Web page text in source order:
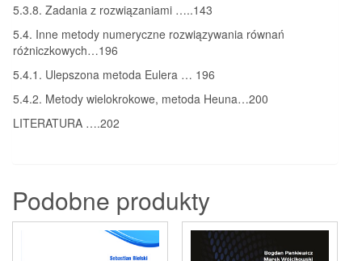
5.3.8. Zadania z rozwiązaniami …..143
5.4. Inne metody numeryczne rozwiązywania równań
różniczkowych…196
5.4.1. Ulepszona metoda Eulera … 196
5.4.2. Metody wielokrokowe, metoda Heuna…200
LITERATURA ….202
Podobne produkty